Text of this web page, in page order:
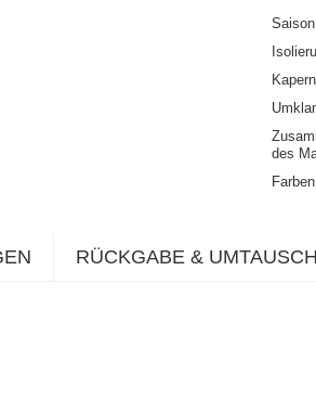
Saison
Kapern
des
Farben
RÜCKGABE & UMTAUSCH